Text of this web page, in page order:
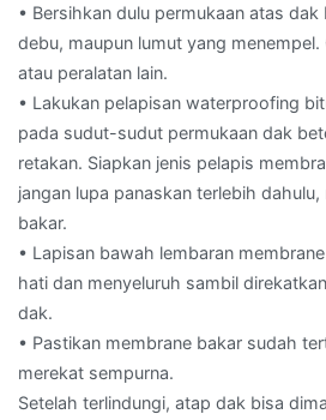
• Bersihkan dulu permukaan atas
debu, maupun lumut yang
atau peralatan lain.
• Lakukan pelapisan waterproofing
pada sudut-sudut permukaan dak
retakan. Siapkan jenis pelapis
jangan lupa panaskan terlebih
bakar.
• Lapisan bawah lembaran
hati dan menyeluruh sambil
dak.
• Pastikan membrane bakar sudah
merekat sempurna.
Setelah terlindungi, atap dak bisa